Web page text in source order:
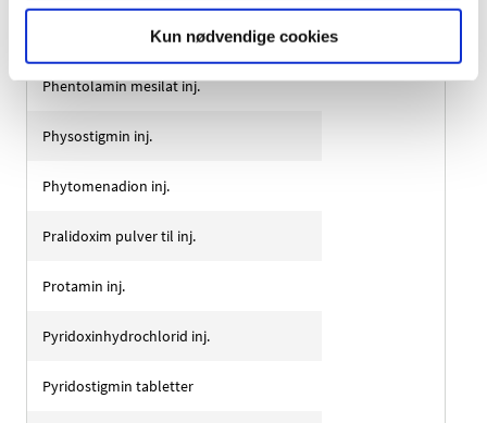
Kun nødvendige cookies
Penicillamin tabletter
Phentolamin mesilat inj.
Physostigmin inj.
Phytomenadion inj.
Pralidoxim pulver til inj.
Protamin inj.
Pyridoxinhydrochlorid inj.
Pyridostigmin tabletter